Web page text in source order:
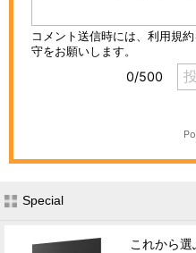
Special
これから